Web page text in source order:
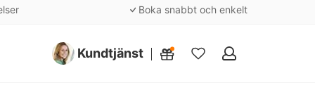
Boka snabbt och enkelt
Kundtjänst
Mina